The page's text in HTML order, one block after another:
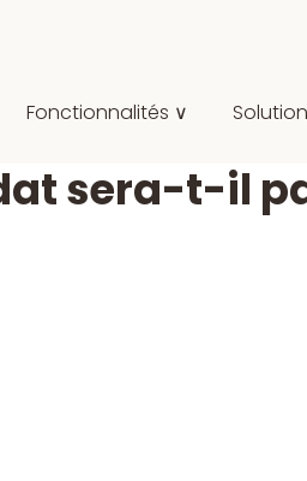
Fonctionnalités ∨
sera-t-il